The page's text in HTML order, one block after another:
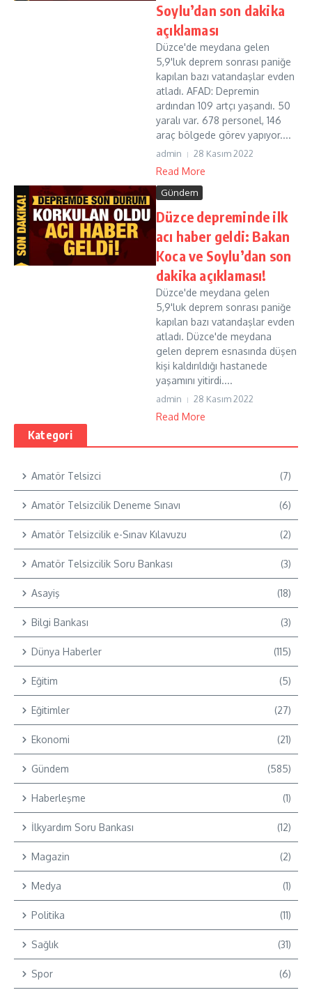
Soylu’dan son dakika
açıklaması
Düzce'de meydana gelen
5,9'luk deprem sonrası paniğe
kapılan bazı vatandaşlar evden
atladı. AFAD: Depremin
ardından 109 artçı yaşandı. 50
yaralı var. 678 personel, 146
araç bölgede görev yapıyor....
admin 28 Kasım 2022
Read More
Gündem
Düzce depreminde ilk
acı haber geldi: Bakan
Koca ve Soylu’dan son
dakika açıklaması!
Düzce'de meydana gelen
5,9'luk deprem sonrası paniğe
kapılan bazı vatandaşlar evden
atladı. Düzce'de meydana
gelen deprem esnasında düşen
kişi kaldırıldığı hastanede
yaşamını yitirdi....
admin 28 Kasım 2022
Read More
Kategori
Amatör Telsizci (7)
Amatör Telsizcilik Deneme Sınavı (6)
Amatör Telsizcilik e-Sınav Kılavuzu (2)
Amatör Telsizcilik Soru Bankası (3)
Asayiş (18)
Bilgi Bankası (3)
Dünya Haberler (115)
Eğitim (5)
Eğitimler (27)
Ekonomi (21)
Gündem (585)
Haberleşme (1)
İlkyardım Soru Bankası (12)
Magazin (2)
Medya (1)
Politika (11)
Sağlık (31)
Spor (6)